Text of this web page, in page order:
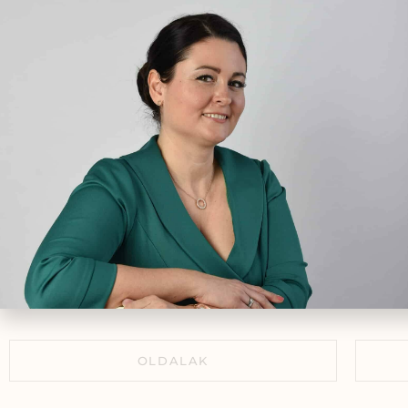
védelme gyógynövényekkel
2022.01.26.
Könyvkritikák:
Természetgyógyász a
családban-Édesanyák
kézikönyve
2021.04.16.
Gyógynövények a
menstruáció idején
2020.07.24.
OLDALAK